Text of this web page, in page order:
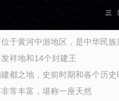
位于黄河中游地区，是中华民族
祥地和14个封建王
都之地，史前时期和各个历史
常丰富，堪称一座天然